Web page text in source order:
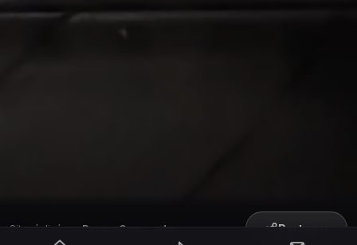
Site réalisé parRepereCom·adm Partager